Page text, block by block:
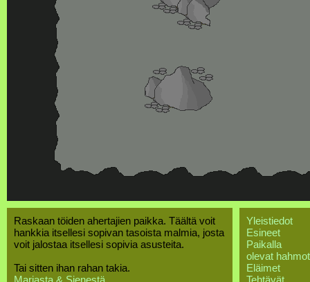
Raskaan töiden ahertajien paikka. Täältä voit
hankkia itsellesi sopivan tasoista malmia, josta
voit jalostaa itsellesi sopivia asusteita.
Tai sitten ihan rahan takia.
Marjasta & Sienestä
Yleistiedot
Esineet
Paikalla
olevat hahmot
Eläimet
Tehtävät